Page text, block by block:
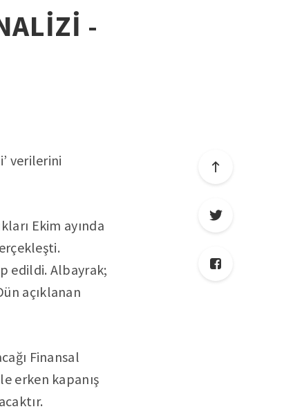
-
verilerini
Ekim ayında
edildi. Albayrak;
açıklanan
Finansal
erken kapanış